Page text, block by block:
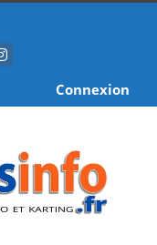
Connexion